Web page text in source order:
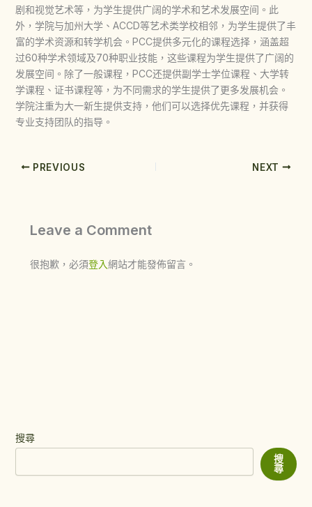
剧和视觉艺术等，为学生提供广阔的学术和艺术发展空间。此
外，学院与加州大学、ACCD等艺术类学校相邻，为学生提供了丰
富的学术资源和转学机会。PCC提供多元化的课程选择，涵盖超
过60种学术领域及70种职业技能，这些课程为学生提供了广阔的
发展空间。除了一般课程，PCC还提供副学士学位课程、大学转
学课程、证书课程等，为不同需求的学生提供了更多发展机会。
学院注重为大一新生提供支持，他们可以选择优先课程，并获得
专业支持团队的指导。
PREVIOUS NEXT
Leave a Comment
很抱歉，必須登入網站才能發佈留言。
搜尋
搜
尋